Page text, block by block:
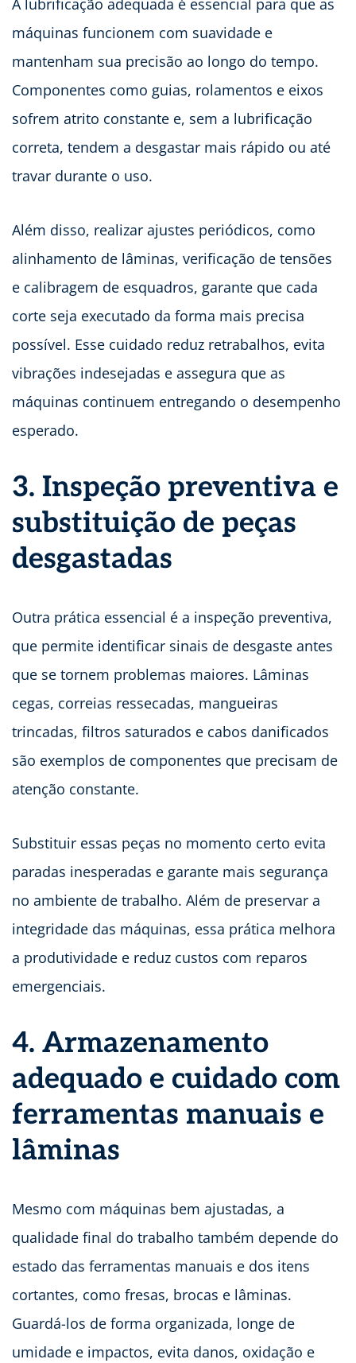
A lubrificação adequada é essencial para que as
máquinas funcionem com suavidade e
mantenham sua precisão ao longo do tempo.
Componentes como guias, rolamentos e eixos
sofrem atrito constante e, sem a lubrificação
correta, tendem a desgastar mais rápido ou até
travar durante o uso.
Além disso, realizar ajustes periódicos, como
alinhamento de lâminas, verificação de tensões
e calibragem de esquadros, garante que cada
corte seja executado da forma mais precisa
possível. Esse cuidado reduz retrabalhos, evita
vibrações indesejadas e assegura que as
máquinas continuem entregando o desempenho
esperado.
3. Inspeção preventiva e
substituição de peças
desgastadas
Outra prática essencial é a inspeção preventiva,
que permite identificar sinais de desgaste antes
que se tornem problemas maiores. Lâminas
cegas, correias ressecadas, mangueiras
trincadas, filtros saturados e cabos danificados
são exemplos de componentes que precisam de
atenção constante.
Substituir essas peças no momento certo evita
paradas inesperadas e garante mais segurança
no ambiente de trabalho. Além de preservar a
integridade das máquinas, essa prática melhora
a produtividade e reduz custos com reparos
emergenciais.
4. Armazenamento
adequado e cuidado com
ferramentas manuais e
lâminas
Mesmo com máquinas bem ajustadas, a
qualidade final do trabalho também depende do
estado das ferramentas manuais e dos itens
cortantes, como fresas, brocas e lâminas.
Guardá-los de forma organizada, longe de
umidade e impactos, evita danos, oxidação e